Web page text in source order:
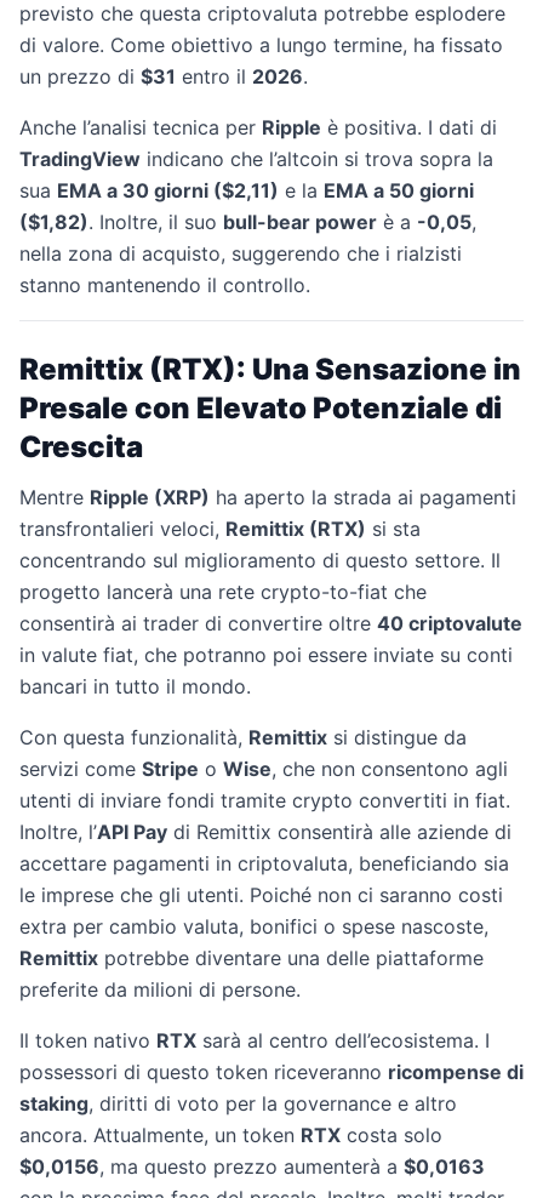
previsto che questa criptovaluta potrebbe esplodere
di valore. Come obiettivo a lungo termine, ha fissato
un prezzo di $31 entro il 2026.
Anche l’analisi tecnica per Ripple è positiva. I dati di
TradingView indicano che l’altcoin si trova sopra la
sua EMA a 30 giorni ($2,11) e la EMA a 50 giorni
($1,82). Inoltre, il suo bull-bear power è a -0,05,
nella zona di acquisto, suggerendo che i rialzisti
stanno mantenendo il controllo.
Remittix (RTX): Una Sensazione in
Presale con Elevato Potenziale di
Crescita
Mentre Ripple (XRP) ha aperto la strada ai pagamenti
transfrontalieri veloci, Remittix (RTX) si sta
concentrando sul miglioramento di questo settore. Il
progetto lancerà una rete crypto-to-fiat che
consentirà ai trader di convertire oltre 40 criptovalute
in valute fiat, che potranno poi essere inviate su conti
bancari in tutto il mondo.
Con questa funzionalità, Remittix si distingue da
servizi come Stripe o Wise, che non consentono agli
utenti di inviare fondi tramite crypto convertiti in fiat.
Inoltre, l’API Pay di Remittix consentirà alle aziende di
accettare pagamenti in criptovaluta, beneficiando sia
le imprese che gli utenti. Poiché non ci saranno costi
extra per cambio valuta, bonifici o spese nascoste,
Remittix potrebbe diventare una delle piattaforme
preferite da milioni di persone.
Il token nativo RTX sarà al centro dell’ecosistema. I
possessori di questo token riceveranno ricompense di
staking, diritti di voto per la governance e altro
ancora. Attualmente, un token RTX costa solo
$0,0156, ma questo prezzo aumenterà a $0,0163